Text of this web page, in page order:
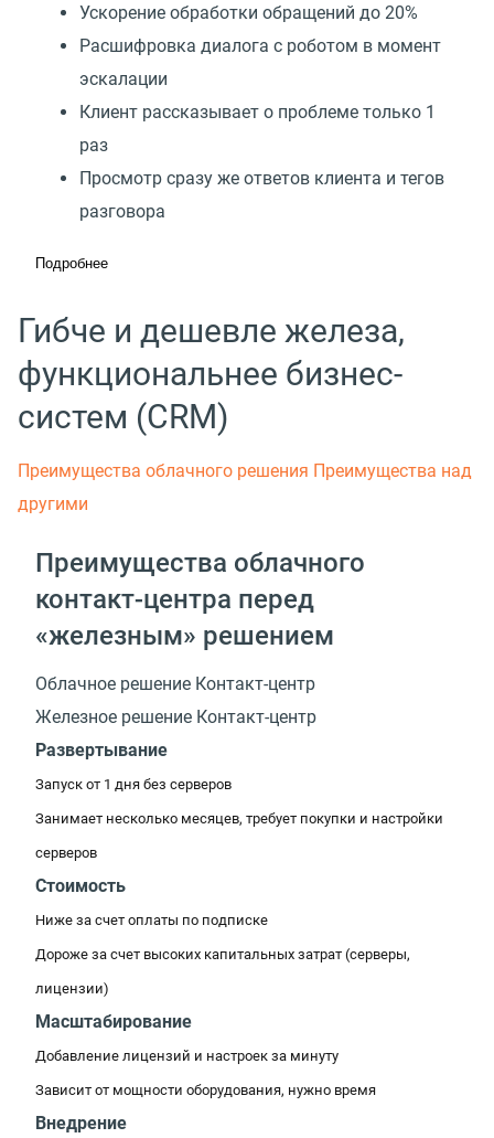
Ускорение обработки обращений до 20%
Расшифровка диалога с роботом в момент
эскалации
Клиент рассказывает о проблеме только 1
раз
Просмотр сразу же ответов клиента и тегов
разговора
Подробнее
Гибче и дешевле железа,
функциональнее бизнес-
систем (CRM)
Преимущества облачного решения Преимущества над
другими
Преимущества облачного
контакт-центра перед
«железным» решением
Облачное решение Контакт-центр
Железное решение Контакт-центр
Развертывание
Запуск от 1 дня без серверов
Занимает несколько месяцев, требует покупки и настройки
серверов
Стоимость
Ниже за счет оплаты по подписке
Дороже за счет высоких капитальных затрат (серверы,
лицензии)
Масштабирование
Добавление лицензий и настроек за минуту
Зависит от мощности оборудования, нужно время
Внедрение